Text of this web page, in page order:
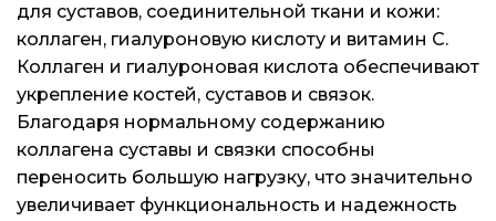
для суставов, соединительной ткани и кожи:
коллаген, гиалуроновую кислоту и витамин С.
Коллаген и гиалуроновая кислота обеспечивают
укрепление костей, суставов и связок.
Благодаря нормальному содержанию
коллагена суставы и связки способны
переносить большую нагрузку, что значительно
увеличивает функциональность и надежность
Бренды
Подарочные сертификаты
Магазины
Контакты
Бренды
Подарочные сертификаты
Магазины
Контакты
Бренды
Подарочные сертификаты
Магазины
Контакты